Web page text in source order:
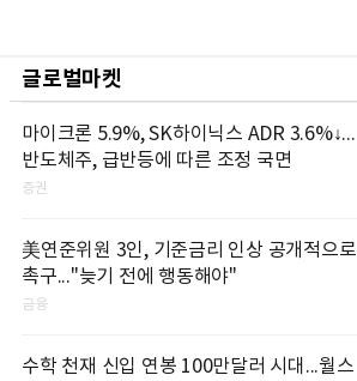
글로벌마켓
마이크론 5.9%, SK하이닉스 ADR 3.6%↓...
반도체주, 급반등에 따른 조정 국면
증권
美연준위원 3인, 기준금리 인상 공개적으로
촉구..."늦기 전에 행동해야"
금융
수학 천재 신입 연봉 100만달러 시대...월스